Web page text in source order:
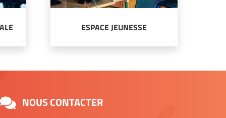
ESPACE JEUNESSE
NOUS CONTACTER